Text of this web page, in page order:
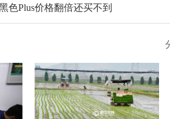
色Plus价格翻倍还买不到